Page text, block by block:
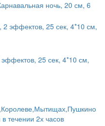
ночь, 20 см, 6
25 сек, 4*10 см,
в течении 2х часов